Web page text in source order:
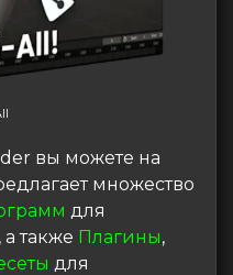
вы можете на
множество
для
также Плагины,
для